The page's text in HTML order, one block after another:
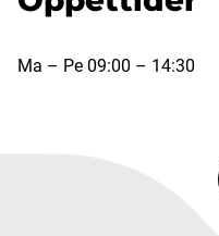
Ma – Pe 09:00 – 14:30